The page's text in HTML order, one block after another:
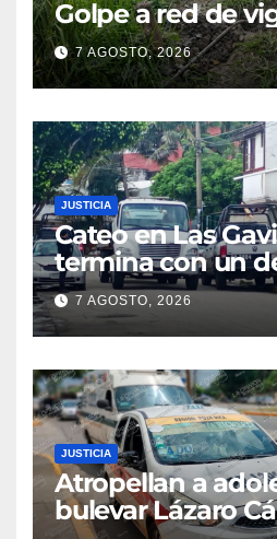
Golpe a red de
7 AGOSTO, 2026
JUSTICIA
Cateo en Las
termina con un
aseguran armas,
droga y un
7 AGOSTO, 2026
JUSTICIA
Atropellan a
bulevar Lázaro